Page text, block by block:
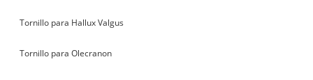
Tornillo para Hallux Valgus
Tornillo para Olecranon